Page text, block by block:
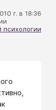
г. в 18:36
психологии